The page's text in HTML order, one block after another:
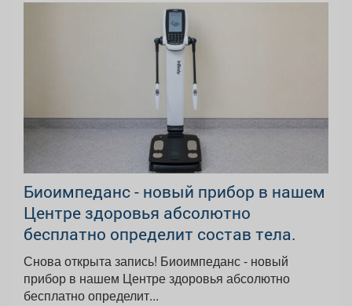
Биоимпеданс - новый прибор в нашем
Центре здоровья абсолютно
бесплатно определит состав тела.
Снова открыта запись! Биоимпеданс - новый
прибор в нашем Центре здоровья абсолютно
бесплатно определит...